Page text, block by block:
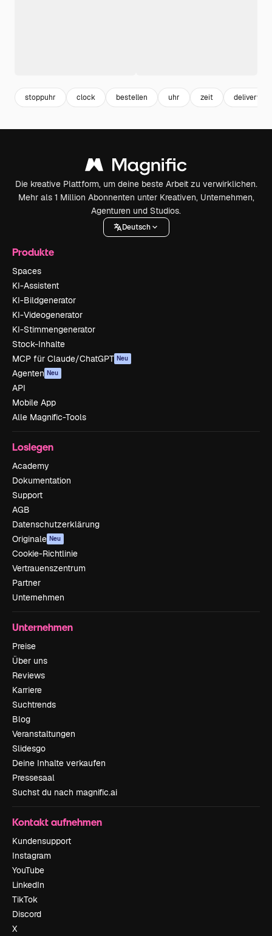
stoppuhr clock bestellen uhr zeit delivery
Die kreative Plattform, um deine beste Arbeit zu verwirklichen.
Mehr als 1 Million Abonnenten unter Kreativen, Unternehmen,
Agenturen und Studios.
Deutsch
Produkte
Spaces
KI-Assistent
KI-Bildgenerator
KI-Videogenerator
KI-Stimmengenerator
Stock-Inhalte
MCP für Claude/ChatGPT Neu
Agenten Neu
API
Mobile App
Alle Magnific-Tools
Loslegen
Academy
Dokumentation
Support
AGB
Datenschutzerklärung
Originale Neu
Cookie-Richtlinie
Vertrauenszentrum
Partner
Unternehmen
Unternehmen
Preise
Über uns
Reviews
Karriere
Suchtrends
Blog
Veranstaltungen
Slidesgo
Deine Inhalte verkaufen
Pressesaal
Suchst du nach magnific.ai
Kontakt aufnehmen
Kundensupport
Instagram
YouTube
LinkedIn
TikTok
Discord
X